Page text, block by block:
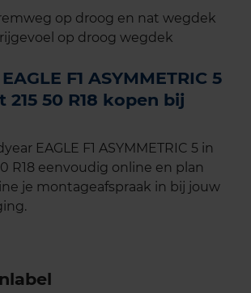
op droog en nat wegdek
op droog wegdek
F1 ASYMMETRIC 5
215 50 R18 kopen bij
EAGLE F1 ASYMMETRIC 5 in
R18 eenvoudig online en plan
je montageafspraak in bij jouw